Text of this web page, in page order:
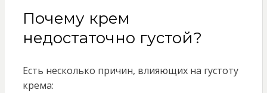
Почему крем
недостаточно густой?
Есть несколько причин, влияющих на густоту
крема: